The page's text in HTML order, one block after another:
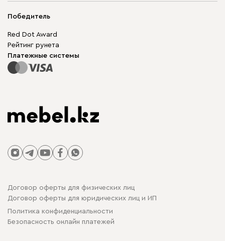
Гарантия
Для бизнеса
Карта сайта
Корпусная мебель
Модульная мебель
Столы и стулья
Победитель
Red Dot Award
Рейтинг рунета
Платежные системы
Договор оферты для физических лиц
Договор оферты для юридических лиц и ИП
Политика конфиденциальности
Безопасность онлайн платежей